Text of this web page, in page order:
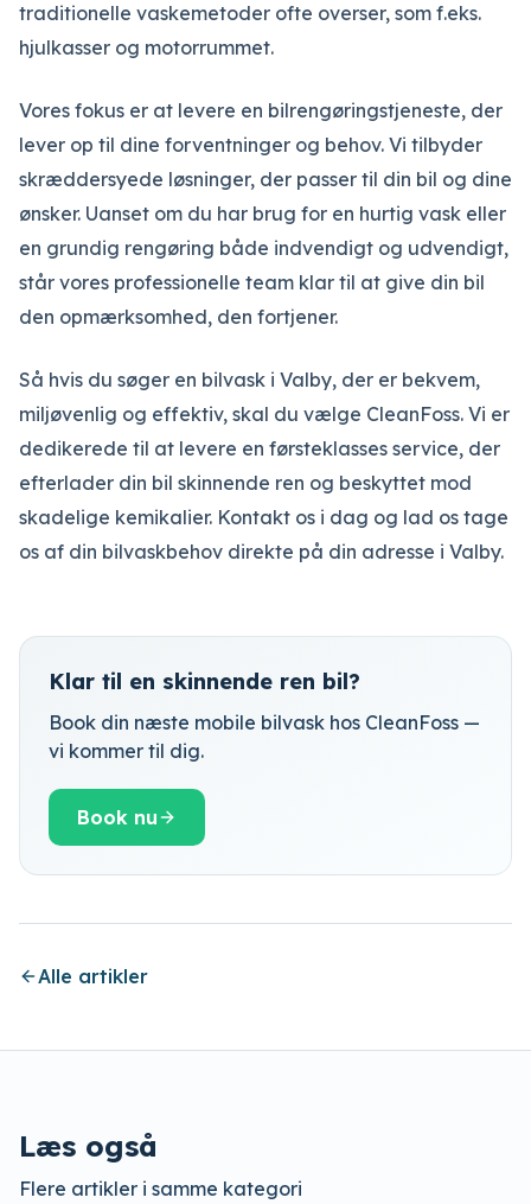
traditionelle vaskemetoder ofte overser, som f.eks.
hjulkasser og motorrummet.
Vores fokus er at levere en bilrengøringstjeneste, der
lever op til dine forventninger og behov. Vi tilbyder
skræddersyede løsninger, der passer til din bil og dine
ønsker. Uanset om du har brug for en hurtig vask eller
en grundig rengøring både indvendigt og udvendigt,
står vores professionelle team klar til at give din bil
den opmærksomhed, den fortjener.
Så hvis du søger en bilvask i Valby, der er bekvem,
miljøvenlig og effektiv, skal du vælge CleanFoss. Vi er
dedikerede til at levere en førsteklasses service, der
efterlader din bil skinnende ren og beskyttet mod
skadelige kemikalier. Kontakt os i dag og lad os tage
os af din bilvaskbehov direkte på din adresse i Valby.
Klar til en skinnende ren bil?
Book din næste mobile bilvask hos CleanFoss —
vi kommer til dig.
Book nu
Alle artikler
Læs også
Flere artikler i samme kategori